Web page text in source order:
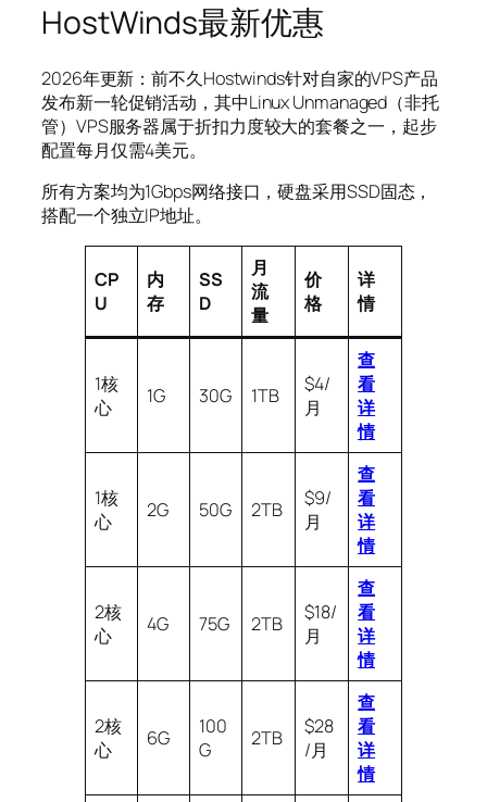
HostWinds最新优惠
2026年更新：前不久Hostwinds针对自家的VPS产品
发布新一轮促销活动，其中Linux Unmanaged（非托
管）VPS服务器属于折扣力度较大的套餐之一，起步
配置每月仅需4美元。
所有方案均为1Gbps网络接口，硬盘采用SSD固态，
搭配一个独立IP地址。
CP
U
内
存
SS
D
月
流
量
价
格
详
情
1核
心
1G 30G 1TB
$4/
月
查
看
详
情
1核
心
2G 50G 2TB
$9/
月
查
看
详
情
2核
心
4G 75G 2TB
$18/
月
查
看
详
情
2核
心
6G
100
G
2TB
$28
/月
查
看
详
情